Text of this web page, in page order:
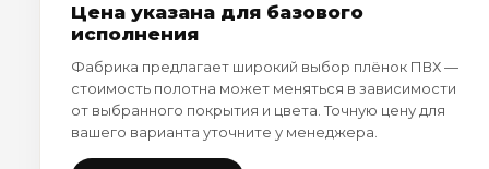
Цена указана для базового
исполнения
Фабрика предлагает широкий выбор плёнок ПВХ —
стоимость полотна может меняться в зависимости
от выбранного покрытия и цвета. Точную цену для
вашего варианта уточните у менеджера.